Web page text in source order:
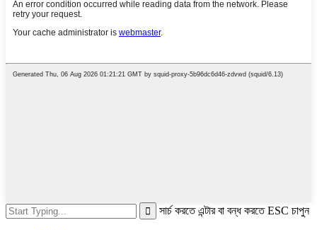
সার্চ করতে এন্টার বা বন্ধ করতে ESC চাপুন